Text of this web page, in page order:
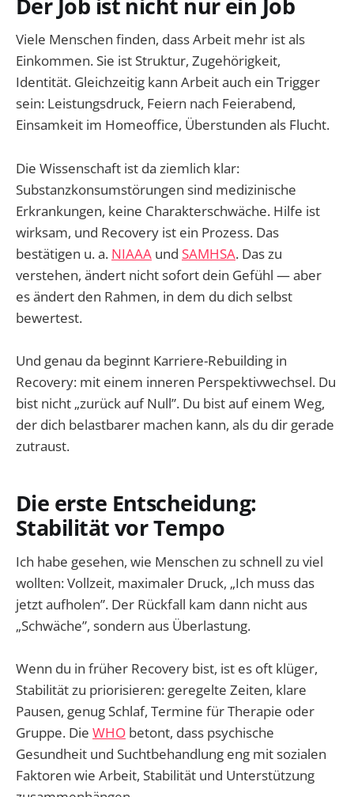
Viele Menschen finden, dass Arbeit mehr ist als
Einkommen. Sie ist Struktur, Zugehörigkeit,
Identität. Gleichzeitig kann Arbeit auch ein Trigger
sein: Leistungsdruck, Feiern nach Feierabend,
Einsamkeit im Homeoffice, Überstunden als Flucht.
Die Wissenschaft ist da ziemlich klar:
Substanzkonsumstörungen sind medizinische
Erkrankungen, keine Charakterschwäche. Hilfe ist
wirksam, und Recovery ist ein Prozess. Das
bestätigen u. a. NIAAA und SAMHSA. Das zu
verstehen, ändert nicht sofort dein Gefühl — aber
es ändert den Rahmen, in dem du dich selbst
bewertest.
Und genau da beginnt Karriere-Rebuilding in
Recovery: mit einem inneren Perspektivwechsel. Du
bist nicht „zurück auf Null”. Du bist auf einem Weg,
der dich belastbarer machen kann, als du dir gerade
zutraust.
Die erste Entscheidung:
Stabilität vor Tempo
Ich habe gesehen, wie Menschen zu schnell zu viel
wollten: Vollzeit, maximaler Druck, „Ich muss das
jetzt aufholen”. Der Rückfall kam dann nicht aus
„Schwäche”, sondern aus Überlastung.
Wenn du in früher Recovery bist, ist es oft klüger,
Stabilität zu priorisieren: geregelte Zeiten, klare
Pausen, genug Schlaf, Termine für Therapie oder
Gruppe. Die WHO betont, dass psychische
Gesundheit und Suchtbehandlung eng mit sozialen
Faktoren wie Arbeit, Stabilität und Unterstützung